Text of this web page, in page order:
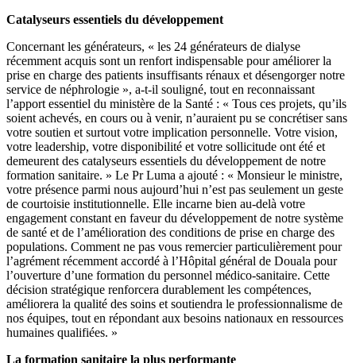
Catalyseurs essentiels du développement
Concernant les générateurs, « les 24 générateurs de dialyse
récemment acquis sont un renfort indispensable pour améliorer la
prise en charge des patients insuffisants rénaux et désengorger notre
service de néphrologie », a-t-il souligné, tout en reconnaissant
l’apport essentiel du ministère de la Santé : « Tous ces projets, qu’ils
soient achevés, en cours ou à venir, n’auraient pu se concrétiser sans
votre soutien et surtout votre implication personnelle. Votre vision,
votre leadership, votre disponibilité et votre sollicitude ont été et
demeurent des catalyseurs essentiels du développement de notre
formation sanitaire. » Le Pr Luma a ajouté : « Monsieur le ministre,
votre présence parmi nous aujourd’hui n’est pas seulement un geste
de courtoisie institutionnelle. Elle incarne bien au-delà votre
engagement constant en faveur du développement de notre système
de santé et de l’amélioration des conditions de prise en charge des
populations. Comment ne pas vous remercier particulièrement pour
l’agrément récemment accordé à l’Hôpital général de Douala pour
l’ouverture d’une formation du personnel médico-sanitaire. Cette
décision stratégique renforcera durablement les compétences,
améliorera la qualité des soins et soutiendra le professionnalisme de
nos équipes, tout en répondant aux besoins nationaux en ressources
humaines qualifiées. »
La formation sanitaire la plus performante